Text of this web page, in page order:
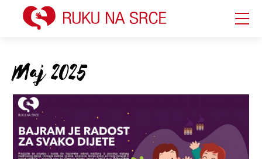
Maj 2025